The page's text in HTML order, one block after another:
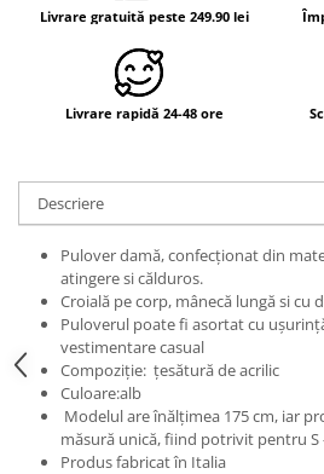
Livrare gratuită peste 249.90 lei
Livrare rapidă 24-48 ore
Descriere
Pulover damă, confecționat din
atingere si călduros.
Croială pe corp, mânecă lungă si cu
Puloverul poate fi asortat cu
vestimentare casual
Compoziție: țesătură de acrilic
Culoare:alb
Modelul are înălțimea 175 cm, iar
măsură unică, fiind potrivit pentru S
Produs fabricat în Italia